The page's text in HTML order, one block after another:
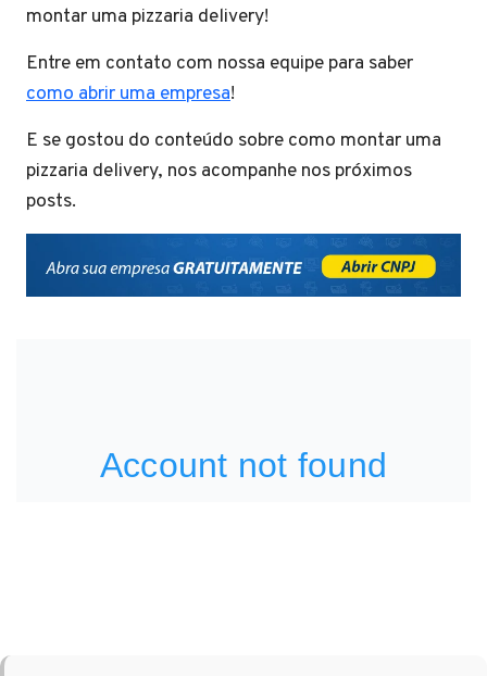
montar uma pizzaria delivery!
Entre em contato com nossa equipe para saber
como abrir uma empresa!
E se gostou do conteúdo sobre como montar uma
pizzaria delivery, nos acompanhe nos próximos
posts.